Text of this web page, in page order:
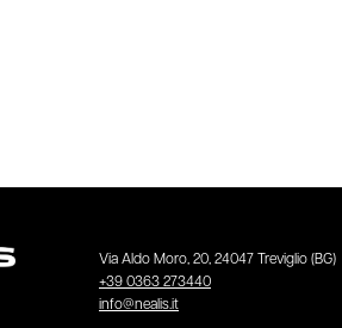
Via Aldo Moro, 20, 24047 Treviglio (BG)
+39 0363 273440
info@nealis.it